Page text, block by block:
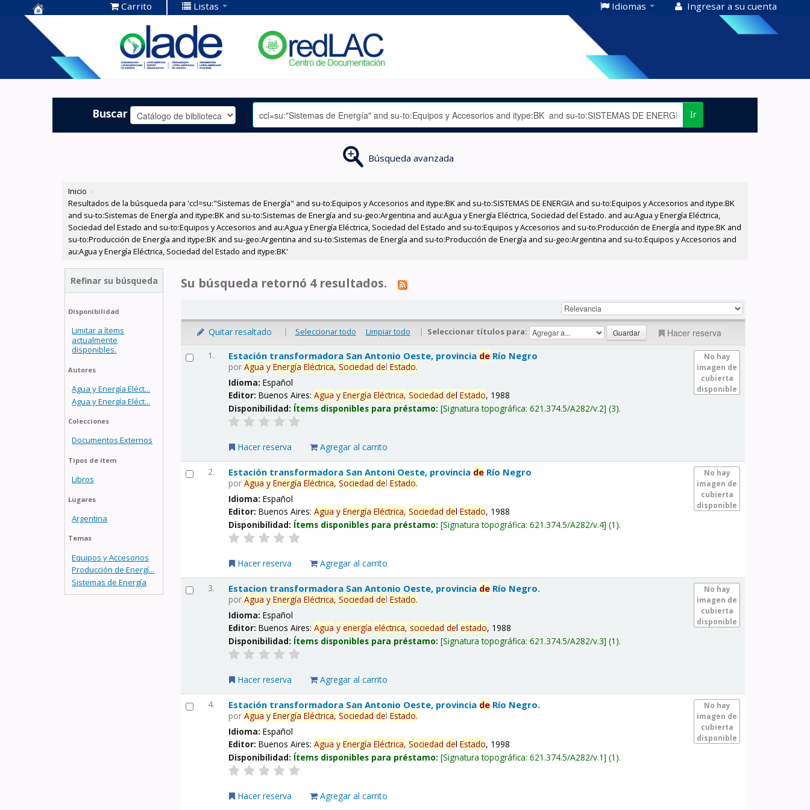
Centro de
Documentación
OLADE -
Carrito Listas Idiomas Ingresar a su cuenta
Buscar Ir
Búsqueda avanzada
Inicio ›
Resultados de la búsqueda para 'ccl=su:"Sistemas de Energía" and su-to:Equipos y Accesorios and itype:BK and su-to:SISTEMAS DE ENERGIA and su-to:Equipos y Accesorios and itype:BK
and su-to:Sistemas de Energía and itype:BK and su-to:Sistemas de Energía and su-geo:Argentina and au:Agua y Energía Eléctrica, Sociedad del Estado. and au:Agua y Energía Eléctrica,
Sociedad del Estado and su-to:Equipos y Accesorios and au:Agua y Energía Eléctrica, Sociedad del Estado and su-to:Equipos y Accesorios and su-to:Producción de Energía and itype:BK and
su-to:Producción de Energía and itype:BK and su-geo:Argentina and su-to:Sistemas de Energía and su-to:Producción de Energía and su-geo:Argentina and su-to:Equipos y Accesorios and
au:Agua y Energía Eléctrica, Sociedad del Estado and itype:BK'
Refinar su búsqueda
Disponibilidad
Limitar a ítems
actualmente
disponibles.
Autores
Agua y Energía Eléct...
Agua y Energía Eléct...
Colecciones
Documentos Externos
Tipos de ítem
Libros
Lugares
Argentina
Temas
Equipos y Accesorios
Producción de Energí...
Sistemas de Energía
Su búsqueda retornó 4 resultados.
Quitar resaltado | Seleccionar todo Limpiar todo | Seleccionar títulos para: Hacer reserva
1.
No hay
imagen de
cubierta
disponible
Estación transformadora San Antonio Oeste, provincia de Río Negro
porAgua y Energía Eléctrica, Sociedad delEstado.
Idioma:Español
Editor:Buenos Aires:Agua y Energía Eléctrica, Sociedad delEstado, 1988
Disponibilidad: Ítems disponibles para préstamo: Signatura topográfica:621.374.5/A282/v.2 (3).
Hacer reserva Agregar al carrito
2.
No hay
imagen de
cubierta
disponible
Estación transformadora San Antoni Oeste, provincia de Río Negro
porAgua y Energía Eléctrica, Sociedad delEstado.
Idioma:Español
Editor:Buenos Aires:Agua y Energía Eléctrica, Sociedad delEstado, 1988
Disponibilidad: Ítems disponibles para préstamo: Signatura topográfica:621.374.5/A282/v.4 (1).
Hacer reserva Agregar al carrito
3.
No hay
imagen de
cubierta
disponible
Estacion transformadora San Antonio Oeste, provincia de Río Negro.
porAgua y Energía Eléctrica, Sociedad delEstado.
Idioma:Español
Editor:Buenos Aires:Agua y energía eléctrica, sociedad delestado, 1988
Disponibilidad: Ítems disponibles para préstamo: Signatura topográfica:621.374.5/A282/v.3 (1).
Hacer reserva Agregar al carrito
4.
No hay
imagen de
cubierta
disponible
Estación transformadora San Antonio Oeste, provincia de Río Negro.
porAgua y Energía Eléctrica, Sociedad delEstado.
Idioma:Español
Editor:Buenos Aires:Agua y Energía Eléctrica, Sociedad delEstado, 1998
Disponibilidad: Ítems disponibles para préstamo: Signatura topográfica:621.374.5/A282/v.1 (1).
Hacer reserva Agregar al carrito